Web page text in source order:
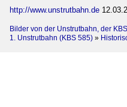
http://www.unstrutbahn.de
Bilder von der Unstrutbahn, der
1. Unstrutbahn (KBS 585) »